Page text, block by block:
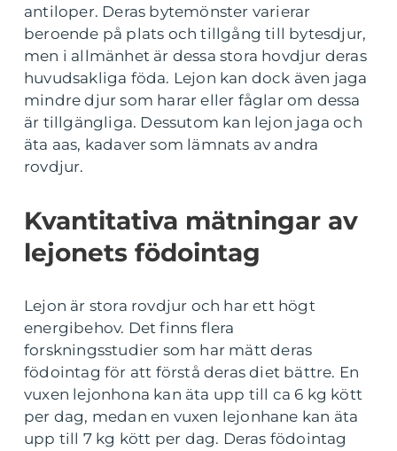
antiloper. Deras bytemönster varierar
beroende på plats och tillgång till bytesdjur,
men i allmänhet är dessa stora hovdjur deras
huvudsakliga föda. Lejon kan dock även jaga
mindre djur som harar eller fåglar om dessa
är tillgängliga. Dessutom kan lejon jaga och
äta aas, kadaver som lämnats av andra
rovdjur.
Kvantitativa mätningar av
lejonets födointag
Lejon är stora rovdjur och har ett högt
energibehov. Det finns flera
forskningsstudier som har mätt deras
födointag för att förstå deras diet bättre. En
vuxen lejonhona kan äta upp till ca 6 kg kött
per dag, medan en vuxen lejonhane kan äta
upp till 7 kg kött per dag. Deras födointag